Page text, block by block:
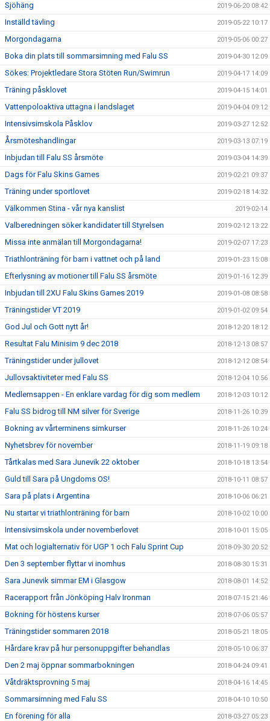
Sjöhäng 2019-06-20 08:42
Inställd tävling 2019-05-22 10:17
Morgondagarna 2019-05-06 00:27
Boka din plats till sommarsimning med Falu SS 2019-04-30 12:09
Sökes: Projektledare Stora Stöten Run/Swimrun 2019-04-17 14:09
Träning påsklovet 2019-04-15 14:01
Vattenpoloaktiva uttagna i landslaget 2019-04-04 09:12
Intensivsimskola Påsklov 2019-03-27 12:52
Årsmöteshandlingar 2019-03-13 07:19
Inbjudan till Falu SS årsmöte 2019-03-04 14:39
Dags för Falu Skins Games 2019-02-21 09:37
Träning under sportlovet 2019-02-18 14:32
Välkommen Stina - vår nya kanslist 2019-02-14
Valberedningen söker kandidater till Styrelsen 2019-02-12 13:22
Missa inte anmälan till Morgondagarna! 2019-02-07 17:23
Triathlonträning för barn i vattnet och på land 2019-01-23 15:08
Efterlysning av motioner till Falu SS årsmöte 2019-01-16 12:39
Inbjudan till 2XU Falu Skins Games 2019 2019-01-08 08:58
Träningstider VT 2019 2019-01-02 09:54
God Jul och Gott nytt år! 2018-12-20 18:12
Resultat Falu Minisim 9 dec 2018 2018-12-13 08:57
Träningstider under jullovet 2018-12-12 08:54
Jullovsaktiviteter med Falu SS 2018-12-04 10:56
Medlemsappen - En enklare vardag för dig som medlem 2018-12-03 10:12
Falu SS bidrog till NM silver för Sverige 2018-11-26 10:39
Bokning av vårterminens simkurser 2018-11-26 10:24
Nyhetsbrev för november 2018-11-19 09:18
Tårtkalas med Sara Junevik 22 oktober 2018-10-18 13:54
Guld till Sara på Ungdoms OS! 2018-10-11 08:57
Sara på plats i Argentina 2018-10-06 06:21
Nu startar vi triathlonträning för barn 2018-10-02 10:00
Intensivsimskola under novemberlovet 2018-10-01 15:05
Mat och logialternativ för UGP 1 och Falu Sprint Cup 2018-09-30 20:52
Den 3 september flyttar vi inomhus 2018-08-30 15:31
Sara Junevik simmar EM i Glasgow 2018-08-01 14:52
Racerapport från Jönköping Halv Ironman 2018-07-15 21:46
Bokning för höstens kurser 2018-07-06 05:57
Träningstider sommaren 2018 2018-05-21 18:05
Hårdare krav på hur personuppgifter behandlas 2018-05-10 06:37
Den 2 maj öppnar sommarbokningen 2018-04-24 09:41
Våtdräktsprovning 5 maj 2018-04-16 14:45
Sommarsimning med Falu SS 2018-04-10 10:50
En förening för alla 2018-03-27 05:23